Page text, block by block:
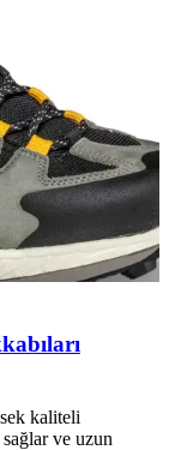
kaliteli
ve uzun